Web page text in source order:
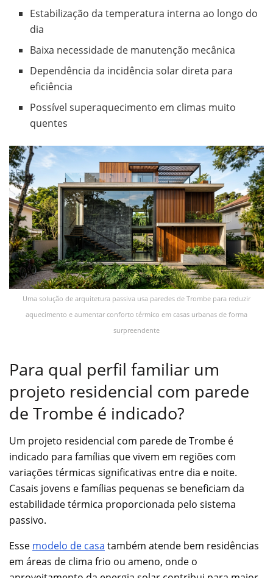
Estabilização da temperatura interna ao longo do
dia
Baixa necessidade de manutenção mecânica
Dependência da incidência solar direta para
eficiência
Possível superaquecimento em climas muito
quentes
Uma solução de arquitetura passiva usa paredes de Trombe para reduzir
aquecimento e aumentar conforto térmico em casas urbanas de forma
surpreendente
Para qual perfil familiar um
projeto residencial com parede
de Trombe é indicado?
Um projeto residencial com parede de Trombe é
indicado para famílias que vivem em regiões com
variações térmicas significativas entre dia e noite.
Casais jovens e famílias pequenas se beneficiam da
estabilidade térmica proporcionada pelo sistema
passivo.
Esse modelo de casa também atende bem residências
em áreas de clima frio ou ameno, onde o